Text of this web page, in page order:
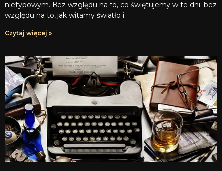
nietypowym. Bez względu na to, co świętujemy w te dni; bez
względu na to, jak witamy światło i
Czytaj więcej »